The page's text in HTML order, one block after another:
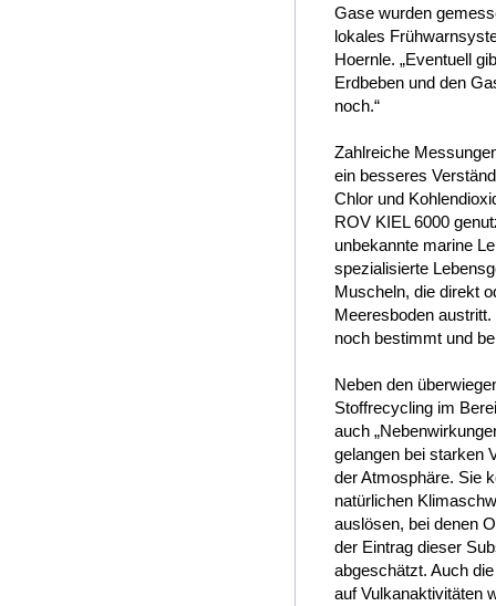
Gase wurden
lokales
Hoernle. „Eventuell
Erdbeben und den
noch.“
Zahlreiche
ein besseres
Chlor und
ROV KIEL 6000
unbekannte marine
spezialisierte
Muscheln, die direkt
Meeresboden
noch bestimmt und
Neben den
Stoffrecycling im
auch
gelangen bei starken
der Atmosphäre. Sie
natürlichen
auslösen, bei denen
der Eintrag dieser
abgeschätzt. Auch
auf Vulkanaktivitäten